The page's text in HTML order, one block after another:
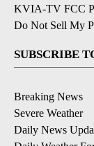
KVIA-TV FCC
Do Not Sell My
SUBSCRIBE
Breaking News
Severe Weather
Daily News